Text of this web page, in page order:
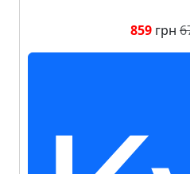
859 грн